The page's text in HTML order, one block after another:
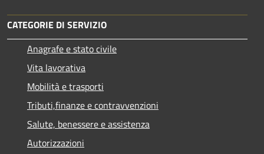
CATEGORIE DI SERVIZIO
Anagrafe e stato civile
Vita lavorativa
Mobilità e trasporti
Tributi,finanze e contravvenzioni
Salute, benessere e assistenza
Autorizzazioni